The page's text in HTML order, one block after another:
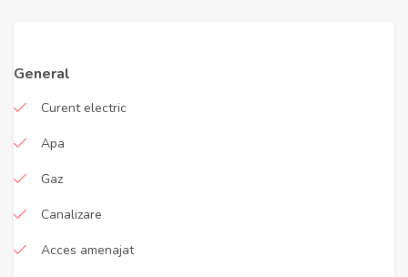
General
Curent electric
Apa
Gaz
Canalizare
Acces amenajat